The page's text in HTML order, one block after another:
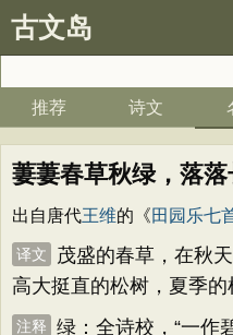
古文岛
推荐 诗文
萋萋春草秋绿，落落
出自唐代王维的《田园乐七
译文
茂盛的春草，在秋
高大挺直的松树，夏季的
注释 绿：全诗校，“一作